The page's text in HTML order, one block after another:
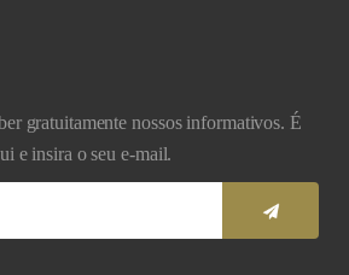
gratuitamente nossos informativos. É
e insira o seu e-mail.